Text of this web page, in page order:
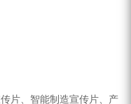
片、智能制造宣传片、产